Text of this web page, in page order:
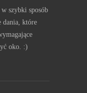
szybki sposób
dania, które
oko. :)